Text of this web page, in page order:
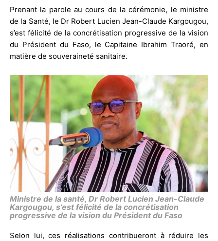
Prenant la parole au cours de la cérémonie, le ministre
de la Santé, le Dr Robert Lucien Jean-Claude Kargougou,
s’est félicité de la concrétisation progressive de la vision
du Président du Faso, le Capitaine Ibrahim Traoré, en
matière de souveraineté sanitaire.
Ministre de la santé, Dr Robert Lucien Jean-Claude
Kargougou, s’est félicité de la concrétisation
progressive de la vision du Président du Faso
Selon lui, ces réalisations contribueront à réduire les